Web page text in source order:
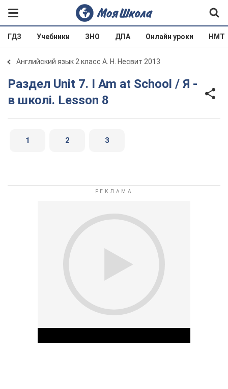
ГДЗ Учебники ЗНО ДПА Онлайн уроки НМТ
Английский язык 2 класс А. Н. Несвит 2013
Раздел Unit 7. I Am at School / Я -
в школі. Lesson 8
1 2 3